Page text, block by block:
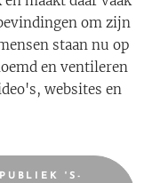
om zijn
staan nu op
en ventileren
websites en
'S-